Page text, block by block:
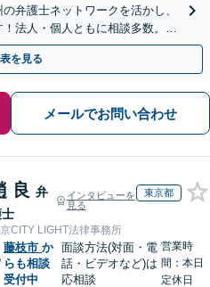
弁護士ネットワークを活かし、
法人・個人ともに相談多数。細
日・夜間相談可】
を見る
メールでお問い合わせ
良 弁
インタビューを
見る
東京都
CITY LIGHT法律事務所
藤枝市 か
らも相談
受付中
面談方法(対面・電
話・ビデオなど)は
応相談
営業時
間：本日
定休日